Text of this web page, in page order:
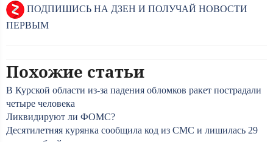
ПОДПИШИСЬ НА ДЗЕН И ПОЛУЧАЙ НОВОСТИ
ПЕРВЫМ
Похожие статьи
В Курской области из-за падения обломков ракет пострадали
четыре человека
Ликвидируют ли ФОМС?
Десятилетняя курянка сообщила код из СМС и лишилась 29